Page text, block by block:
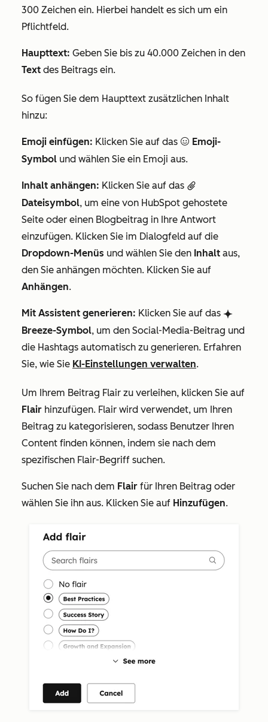
300 Zeichen ein. Hierbei handelt es sich um ein
Pflichtfeld.
Haupttext: Geben Sie bis zu 40.000 Zeichen in den
Text des Beitrags ein.
So fügen Sie dem Haupttext zusätzlichen Inhalt
hinzu:
Emoji einfügen: Klicken Sie auf das emoji Emoji-
Symbol und wählen Sie ein Emoji aus.
Inhalt anhängen: Klicken Sie auf das attach
Dateisymbol, um eine von HubSpot gehostete
Seite oder einen Blogbeitrag in Ihre Antwort
einzufügen. Klicken Sie im Dialogfeld auf die
Dropdown-Menüs und wählen Sie den Inhalt aus,
den Sie anhängen möchten. Klicken Sie auf
Anhängen.
Mit Assistent generieren: Klicken Sie auf das breezeSingleStart
Breeze-Symbol, um den Social-Media-Beitrag und
die Hashtags automatisch zu generieren. Erfahren
Sie, wie Sie KI-Einstellungen verwalten.
Um Ihrem Beitrag Flair zu verleihen, klicken Sie auf
Flair hinzufügen. Flair wird verwendet, um Ihren
Beitrag zu kategorisieren, sodass Benutzer Ihren
Content finden können, indem sie nach dem
spezifischen Flair-Begriff suchen.
Suchen Sie nach dem Flair für Ihren Beitrag oder
wählen Sie ihn aus. Klicken Sie auf Hinzufügen.